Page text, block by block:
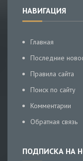
НАВИГАЦИЯ
Главная
Последние
Правила сайта
Поиск по сайту
Комментарии
Обратная связь
ПОДПИСКА НА